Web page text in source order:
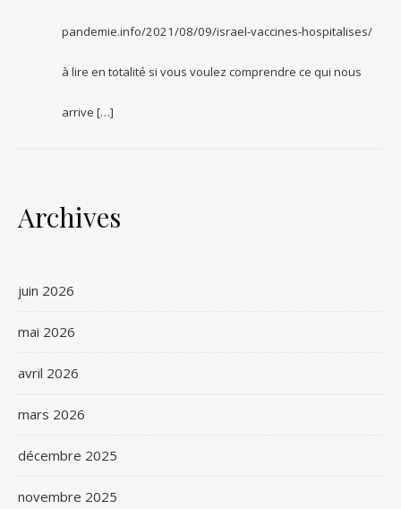
pandemie.info/2021/08/09/israel-vaccines-hospitalises/
à lire en totalité si vous voulez comprendre ce qui nous
arrive […]
Archives
juin 2026
mai 2026
avril 2026
mars 2026
décembre 2025
novembre 2025